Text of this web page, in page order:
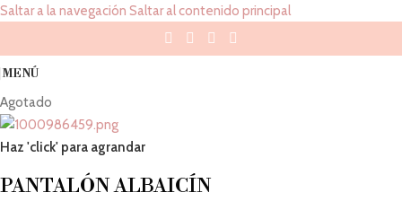
Saltar a la navegación Saltar al contenido principal
MENÚ
Agotado
Haz 'click' para agrandar
PANTALÓN ALBAICÍN